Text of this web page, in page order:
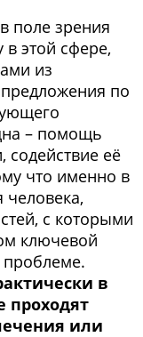
поле зрения
этой сфере,
из
по
– помощь
содействие её
что именно в
человека,
с которыми
ключевой
в
проходят
или